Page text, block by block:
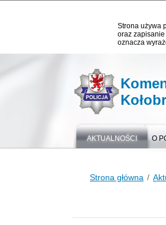
Strona używa
oraz
oznacza
AKTUALNOŚCI O
Strona główna